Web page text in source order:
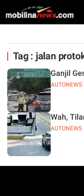
Tag : jalan
AUTONEWS
Ganjil
AUTONEWS
Wah,